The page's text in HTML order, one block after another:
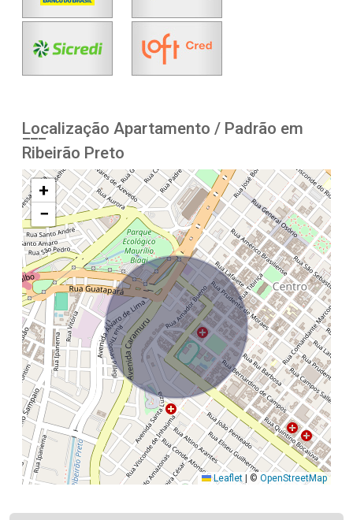
Localização Apartamento / Padrão em
Ribeirão Preto
+
−
Leaflet © OpenStreetMap